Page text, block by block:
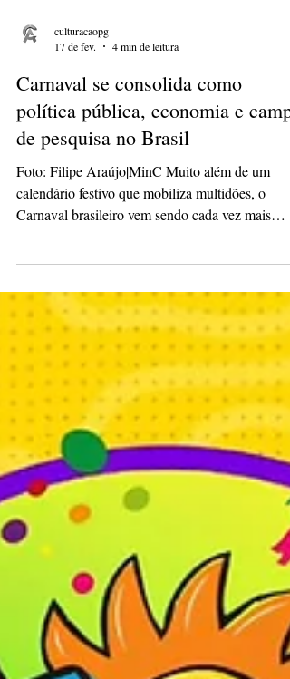
culturacaopg
17 de fev.
4 min de leitura
Carnaval se consolida como
política pública, economia e campo
de pesquisa no Brasil
Foto: Filipe Araújo|MinC Muito além de um
conhecimento, planejamento de políticas públicas
e desenvolvimento social. Essa mudança de
perspectiva nasce, sobretudo, de estudos
construídos a partir da vivência direta nos
territórios do samba, que reposicionam a maior
manifestação cultural do país como fenômeno
cultural, econômico e social de gran